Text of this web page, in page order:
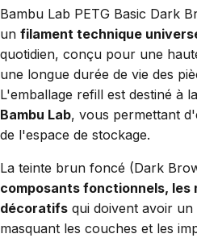
Bambu Lab PETG Basic Dark
un filament technique
quotidien, conçu pour une
une longue durée de vie des
L'emballage refill est destiné à la
Bambu Lab, vous permettant
de l'espace de stockage.
La teinte brun foncé (Dark
composants fonctionnels, les
décoratifs qui doivent avoir
masquant les couches et les